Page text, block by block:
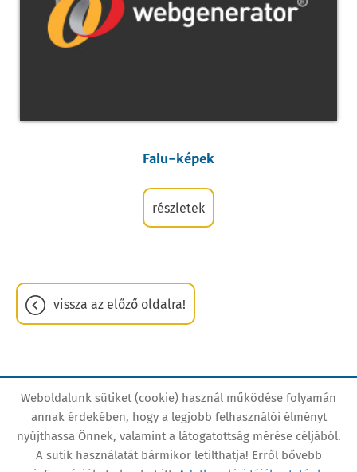
Falu-képek
részletek
vissza az előző oldalra!
Oldal információk
Adatkezelési tájékoztató
Impresszum
Sütik kezelése
Akadálymentesítési nyilatkozat
Weboldalunk sütiket (cookie) használ működése folyamán
annak érdekében, hogy a legjobb felhasználói élményt
nyújthassa Önnek, valamint a látogatottság mérése céljából.
A sütik használatát bármikor letilthatja! Erről bővebb